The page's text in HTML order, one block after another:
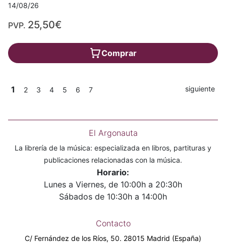
14/08/26
PVP. 25,50€
Comprar
1 2 3 4 5 6 7 siguiente
El Argonauta
La librería de la música: especializada en libros, partituras y
publicaciones relacionadas con la música.
Horario:
Lunes a Viernes, de 10:00h a 20:30h
Sábados de 10:30h a 14:00h
Contacto
C/ Fernández de los Ríos, 50. 28015 Madrid (España)